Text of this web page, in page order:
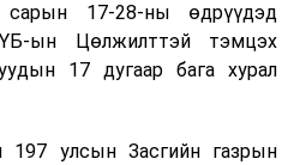
17-28-ны өдрүүдэд
ын Цөлжилттэй тэмцэх
17 дугаар бага хурал
197 улсын Засгийн газрын